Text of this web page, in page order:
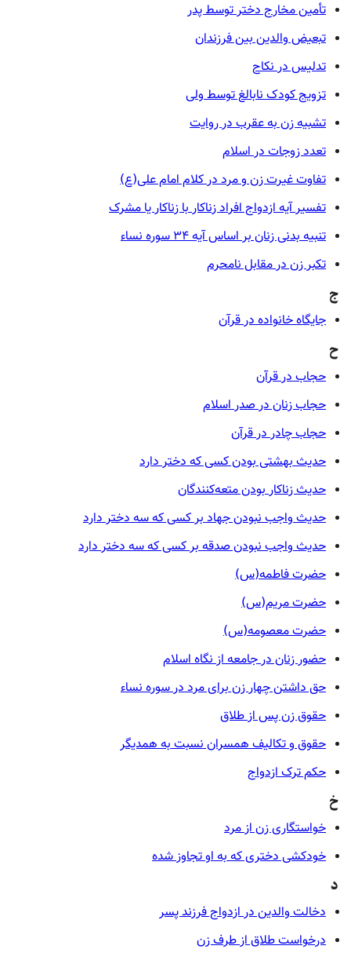
تأمین مخارج دختر توسط پدر
تبعیض والدین بین فرزندان
تدلیس در نکاح
تزویج کودک نابالغ توسط ولی
تشبیه زن به عقرب در روایت
تعدد زوجات در اسلام
تفاوت غیرت زن و مرد در کلام امام علی(ع)
تفسیر آیه ازدواج افراد زناکار با زناکار یا مشرک
تنبیه بدنی زنان بر اساس آیه ۳۴ سوره نساء
تکبر زن در مقابل نامحرم
ج
جایگاه خانواده در قرآن
ح
حجاب در قرآن
حجاب زنان در صدر اسلام
حجاب چادر در قرآن
حدیث بهشتی بودن کسی که دختر دارد
حدیث زناکار بودن متعه‌کنندگان
حدیث واجب نبودن جهاد بر کسی که سه دختر دارد
حدیث واجب نبودن صدقه بر کسی که سه دختر دارد
حضرت فاطمه(س)
حضرت مریم(س)
حضرت معصومه(س)
حضور زنان در جامعه از نگاه اسلام
حق داشتن چهار زن برای مرد در سوره نساء
حقوق زن پس از طلاق
حقوق و تکالیف همسران نسبت به همدیگر
حکم ترک ازدواج
خ
خواستگاری زن از مرد
خودکشی دختری که به او تجاوز شده
د
دخالت والدین در ازدواج فرزند پسر
درخواست طلاق از طرف زن